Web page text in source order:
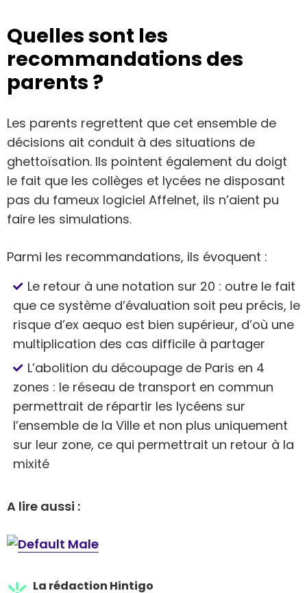
Quelles sont les
recommandations des
parents ?
Les parents regrettent que cet ensemble de
décisions ait conduit à des situations de
ghettoïsation. Ils pointent également du doigt
le fait que les collèges et lycées ne disposant
pas du fameux logiciel Affelnet, ils n’aient pu
faire les simulations.
Parmi les recommandations, ils évoquent :
Le retour à une notation sur 20 : outre le fait
que ce système d’évaluation soit peu précis, le
risque d’ex aequo est bien supérieur, d’où une
multiplication des cas difficile à partager
L’abolition du découpage de Paris en 4
zones : le réseau de transport en commun
permettrait de répartir les lycéens sur
l’ensemble de la Ville et non plus uniquement
sur leur zone, ce qui permettrait un retour à la
mixité
A lire aussi :
La rédaction Hintigo